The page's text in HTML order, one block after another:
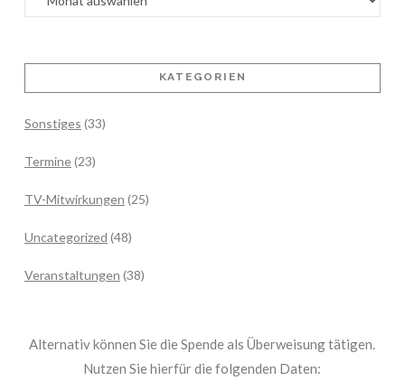
KATEGORIEN
Sonstiges (33)
Termine(23)
TV-Mitwirkungen (25)
Uncategorized (48)
Veranstaltungen (38)
Alternativ können Sie die Spende als Überweisung tätigen.
Nutzen Sie hierfür die folgenden Daten: